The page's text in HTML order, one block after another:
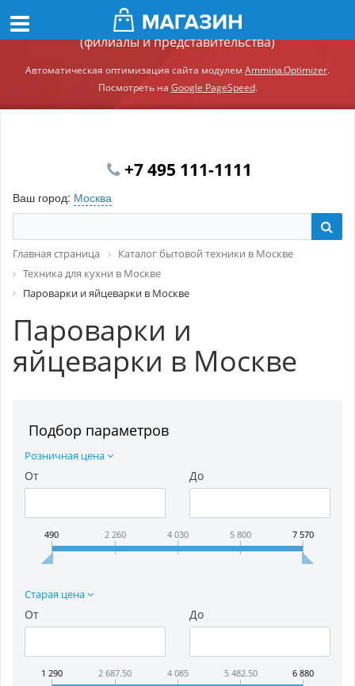
Демонстрационный сайт модуля Ammina.Регионы
(филиалы и представительства)
Автоматическая оптимизация сайта модулем Ammina.Optimizer.
Посмотреть на Google PageSpeed.
+7 495 111-1111
Ваш город: Москва
Главная страница
Каталог бытовой техники в Москве
Техника для кухни в Москве
Пароварки и яйцеварки в Москве
Пароварки и
яйцеварки в Москве
Подбор параметров
Розничная цена
От До
490 2 260 4 030 5 800 7 570
Старая цена
От До
1 290 2 687.50 4 085 5 482.50 6 880